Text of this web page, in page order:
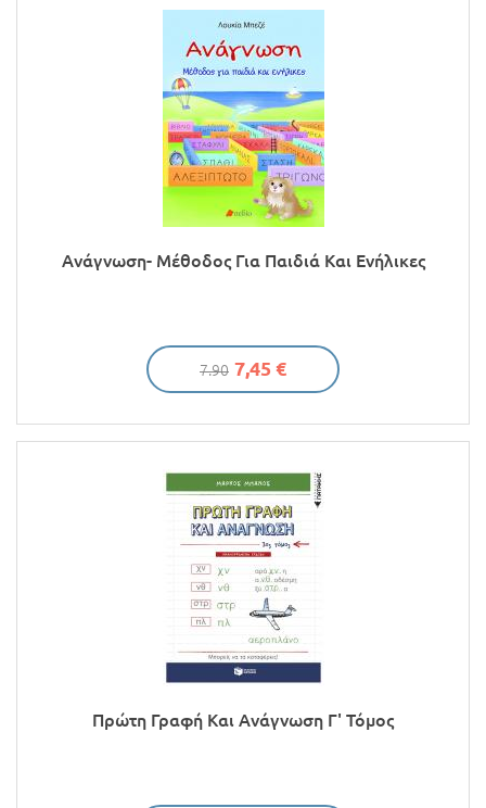
Ανάγνωση- Μέθοδος Για Παιδιά Και Ενήλικες
7.90 7,45 €
Πρώτη Γραφή Και Ανάγνωση Γ' Τόμος